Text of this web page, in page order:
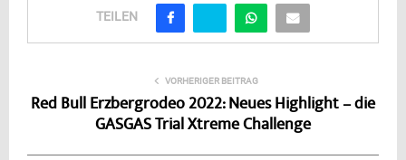
TEILEN
VORHERIGER BEITRAG
Red Bull Erzbergrodeo 2022: Neues Highlight – die
GASGAS Trial Xtreme Challenge